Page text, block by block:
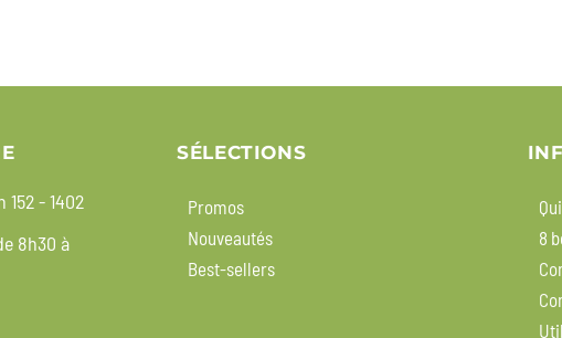
- 1402
8h30 à
SÉLECTIONS
Promos
Nouveautés
Best-sellers
8